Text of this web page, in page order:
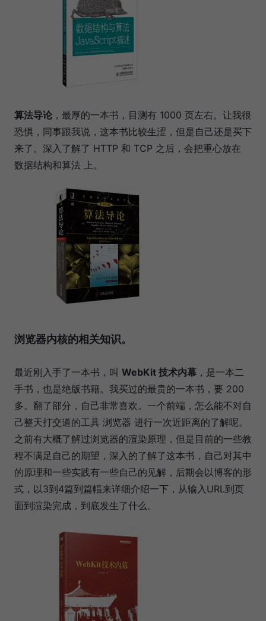
算法导论 ，最厚的一本书，目测有 1000 页左右。让我很
恐惧，同事跟我说，这本书比较生涩，但是自己还是买下
来了。深入了解了 HTTP 和 TCP 之后，会把重心放在
数据结构和算法 上。
浏览器内核的相关知识。
最近刚入手了一本书，叫 WebKit 技术内幕 ，是一本二
手书，也是绝版书籍。我买过的最贵的一本书，要 200
多。翻了部分，自己非常喜欢。一个前端，怎么能不对自
己整天打交道的工具 浏览器 进行一次近距离的了解呢。
之前有大概了解过浏览器的渲染原理，但是目前的一些教
程不满足自己的期望，深入的了解了这本书，自己对其中
的原理和一些实践有一些自己的见解，后期会以博客的形
式，以3到4篇到篇幅来详细介绍一下，从输入URL到页
面到渲染完成，到底发生了什么。